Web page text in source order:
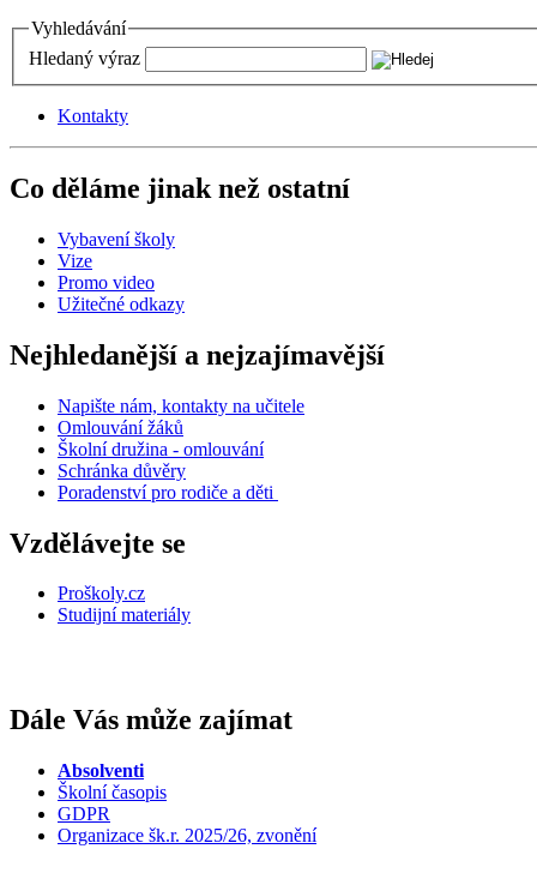
Vyhledávání
Hledaný výraz
Kontakty
Co děláme jinak než ostatní
Vybavení školy
Vize
Promo video
Užitečné odkazy
Nejhledanější a nejzajímavější
Napište nám, kontakty na učitele
Omlouvání žáků
Školní družina - omlouvání
Schránka důvěry
Poradenství pro rodiče a děti
Vzdělávejte se
Proškoly.cz
Studijní materiály
Dále Vás může zajímat
Absolventi
Školní časopis
GDPR
Organizace šk.r. 2025/26, zvonění